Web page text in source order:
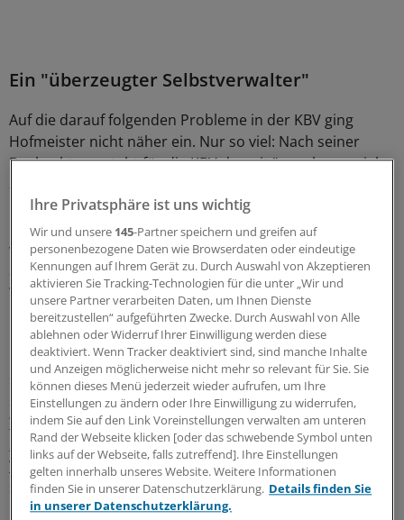
Ein "überzeugter Selbstverwalter"
Auf die darauf folgenden Probleme in der KBV ging
Hofmeister nicht näher ein. Nur so viel: Nach seiner
Beobachtung steht für die KBV derzeit "ungeheuer viel
auf dem Spiel". Hofmeister, der sich selbst als
"überzeugten Selbstverwalter" bezeichnet, will daran
mitwirken, dass die Ärzte ihre eigene Selbstverwaltung
wieder stärken. "Die Probleme und Herausforderungen
auf unseren eigenen Schultern zu lassen ist der bessere
Weg", steht für ihn fest.
Fest steht aber auch, dass der Hamburger Hausarzt im
Falle einer Wahl in den KBV-Vorstand in der Hansestadt
schmerzlich vermisst würde. Der aus Tübingen
stammende Hofmeisterhatte sich 2014 nach seiner
Wahl in den Vorstand schnell eingearbeitet und bildet
seitdem zusammen mit Jurist Walter Plassmann ein
Vorstandsduo, das innerärztlich auf breite Akzeptanz
stößt. Hofmeister wirkt auch bei
Meinungsverschiedenheiten integrierend und bleibt
Ihre Privatsphäre ist uns wichtig
Wir und unsere 145-Partner speichern und greifen auf
personenbezogene Daten wie Browserdaten oder eindeutige
Kennungen auf Ihrem Gerät zu. Durch Auswahl von Akzeptieren
aktivieren Sie Tracking-Technologien für die unter „Wir und
unsere Partner verarbeiten Daten, um Ihnen Dienste
bereitzustellen“ aufgeführten Zwecke. Durch Auswahl von Alle
ablehnen oder Widerruf Ihrer Einwilligung werden diese
deaktiviert. Wenn Tracker deaktiviert sind, sind manche Inhalte
und Anzeigen möglicherweise nicht mehr so relevant für Sie. Sie
können dieses Menü jederzeit wieder aufrufen, um Ihre
Einstellungen zu ändern oder Ihre Einwilligung zu widerrufen,
indem Sie auf den Link Voreinstellungen verwalten am unteren
Rand der Webseite klicken [oder das schwebende Symbol unten
links auf der Webseite, falls zutreffend]. Ihre Einstellungen
gelten innerhalb unseres Website. Weitere Informationen
finden Sie in unserer Datenschutzerklärung. Details finden Sie
in unserer Datenschutzerklärung.